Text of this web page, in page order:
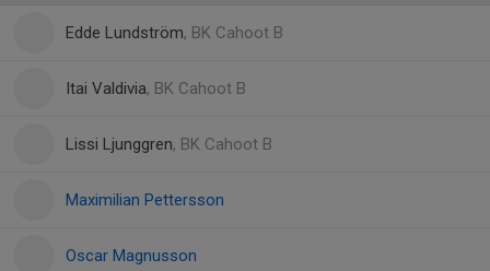
Edde Lundström, BK Cahoot B
Itai Valdivia, BK Cahoot B
Lissi Ljunggren, BK Cahoot B
Maximilian Pettersson
Oscar Magnusson